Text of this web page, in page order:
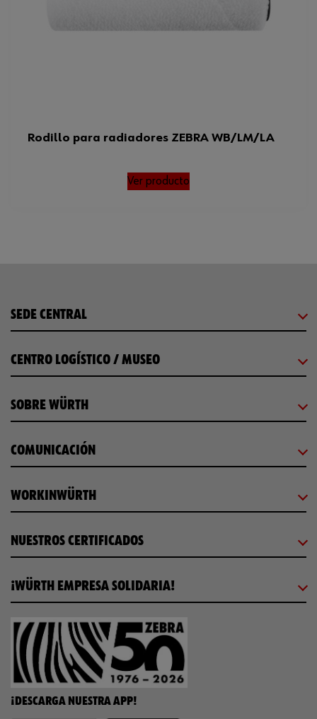
Rodillo para radiadores ZEBRA WB/LM/LA
Ver producto
SEDE CENTRAL
CENTRO LOGÍSTICO / MUSEO
SOBRE WÜRTH
COMUNICACIÓN
WORKINWÜRTH
NUESTROS CERTIFICADOS
¡WÜRTH EMPRESA SOLIDARIA!
¡DESCARGA NUESTRA APP!